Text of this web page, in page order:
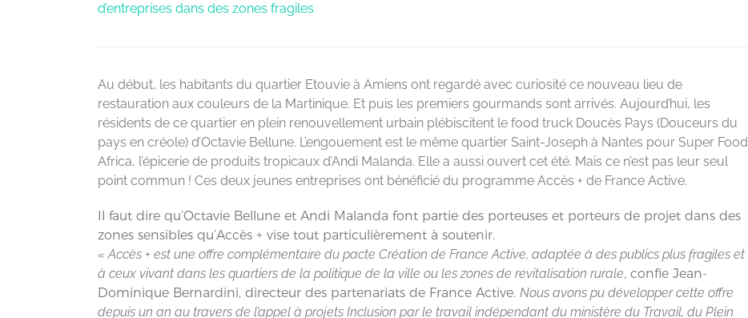
d’entreprises dans des zones fragiles
Au début, les habitants du quartier Etouvie à Amiens ont regardé avec curiosité ce nouveau lieu de
restauration aux couleurs de la Martinique. Et puis les premiers gourmands sont arrivés. Aujourd’hui, les
résidents de ce quartier en plein renouvellement urbain plébiscitent le food truck Doucès Pays (Douceurs du
pays en créole) d’Octavie Bellune. L’engouement est le même quartier Saint-Joseph à Nantes pour Super Food
Africa, l’épicerie de produits tropicaux d’Andi Malanda. Elle a aussi ouvert cet été. Mais ce n’est pas leur seul
point commun ! Ces deux jeunes entreprises ont bénéficié du programme Accès + de France Active.
Il faut dire qu’Octavie Bellune et Andi Malanda font partie des porteuses et porteurs de projet dans des
zones sensibles qu’Accès + vise tout particulièrement à soutenir.
« Accès + est une offre complémentaire du pacte Création de France Active, adaptée à des publics plus fragiles et
à ceux vivant dans les quartiers de la politique de la ville ou les zones de revitalisation rurale, confie Jean-
Dominique Bernardini, directeur des partenariats de France Active. Nous avons pu développer cette offre
depuis un an au travers de l’appel à projets Inclusion par le travail indépendant du ministère du Travail, du Plein